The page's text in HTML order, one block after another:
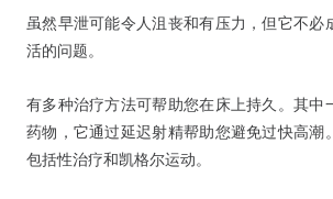
虽然早泄可能令人沮丧和有压力，但它不必
活的问题。
有多种治疗方法可帮助您在床上持久。其中
药物，它通过延迟射精帮助您避免过快高潮
包括性治疗和凯格尔运动。